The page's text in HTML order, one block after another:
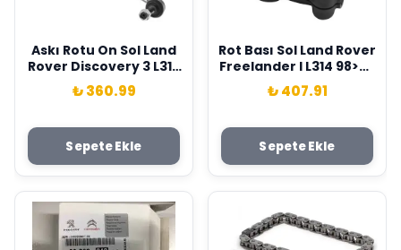
Askı Rotu On Sol Land
Rover Discovery 3 L319
Range Rover Sport I
L320 Kapımsan
₺ 360.99
Sepete Ekle
Rot Bası Sol Land Rover
Freelander I L314 98>06
Kapımsan QJB100230
₺ 407.91
Sepete Ekle